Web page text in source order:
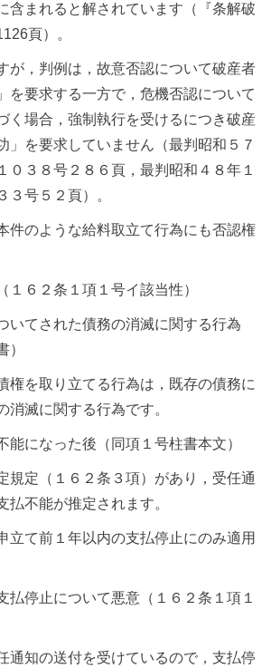
含まれると解されています（『条解破
頁）。
が，判例は，故意否認について破産者
を要求する一方で，危機否認について
く場合，強制執行を受けるにつき破産
」を要求していません（最判昭和５７
０３８号２８６頁，最判昭和４８年１
３号５２頁）。
のような給料取立て行為にも否認権
６２条１項１号イ該当性）
てされた債務の消滅に関する行為
）
権を取り立てる行為は，既存の債務に
消滅に関する行為です。
になった後（同項１号柱書本文）
規定（１６２条３項）があり，受任通
払不能が推定されます。
立て前１年以内の支払停止にのみ適用
停止について悪意（１６２条１項１
通知の送付を受けているので，支払停